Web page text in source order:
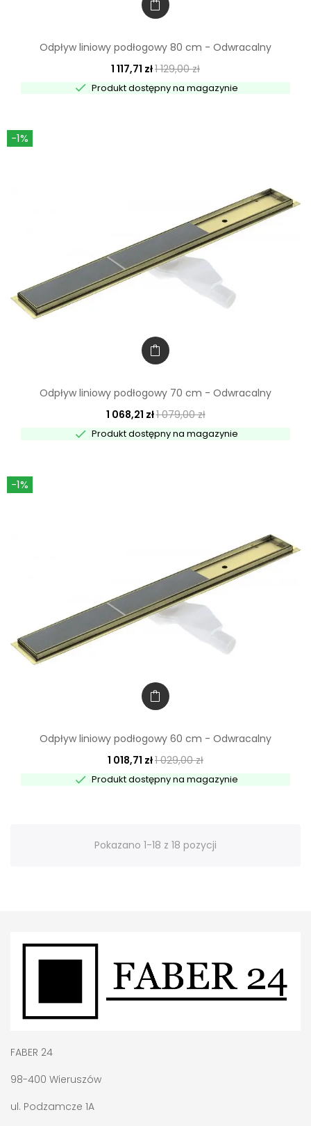
Odpływ liniowy podłogowy 80 cm - Odwracalny
1 117,71 zł1 129,00 zł
 Produkt dostępny na magazynie
-1%
Odpływ liniowy podłogowy 70 cm - Odwracalny
1 068,21 zł1 079,00 zł
 Produkt dostępny na magazynie
-1%
Odpływ liniowy podłogowy 60 cm - Odwracalny
1 018,71 zł1 029,00 zł
 Produkt dostępny na magazynie
Pokazano 1-18 z 18 pozycji
FABER 24
98-400 Wieruszów
ul. Podzamcze 1A